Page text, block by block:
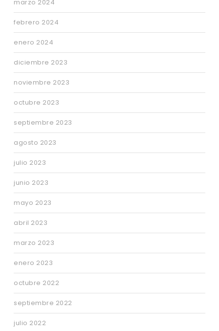
marzo 2024
febrero 2024
enero 2024
diciembre 2023
noviembre 2023
octubre 2023
septiembre 2023
agosto 2023
julio 2023
junio 2023
mayo 2023
abril 2023
marzo 2023
enero 2023
octubre 2022
septiembre 2022
julio 2022